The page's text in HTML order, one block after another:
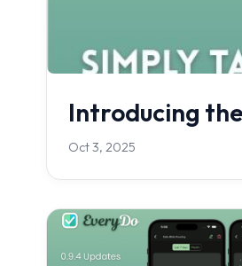
Introducing
Oct 3, 2025